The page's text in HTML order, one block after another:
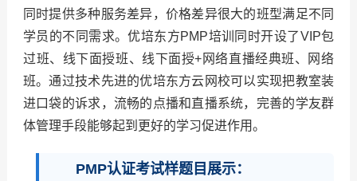
同时提供多种服务差异，价格差异很大的班型满足不同
学员的不同需求。优培东方PMP培训同时开设了VIP包
过班、线下面授班、线下面授+网络直播经典班、网络
班。通过技术先进的优培东方云网校可以实现把教室装
进口袋的诉求，流畅的点播和直播系统，完善的学友群
体管理手段能够起到更好的学习促进作用。
PMP认证考试样题目展示：